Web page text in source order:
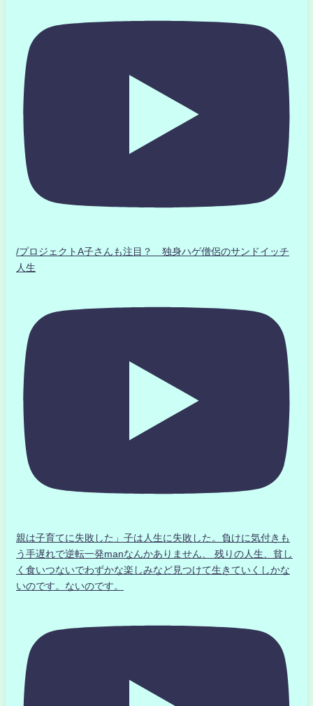
/プロジェクトA子さんも注目？ 独身ハゲ僧侶のサンドイッチ
人生
親は子育てに失敗した」子は人生に失敗した。負けに気付きも
う手遅れで逆転一発manなんかありません、 残りの人生、貧し
く食いつないでわずかな楽しみなど見つけて生きていくしかな
いのです。ないのです。